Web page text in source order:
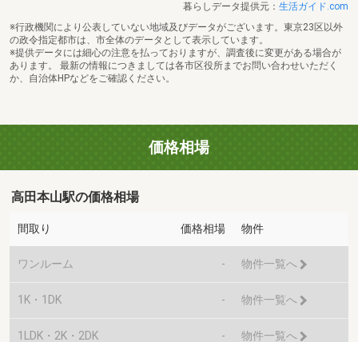
暮らしデータ提供元： 生活ガイド.com
※行政機関により公表していない地域及びデータがございます。東京23区以外
の政令指定都市は、市全体のデータとして表示しています。
※提供データには細心の注意を払っておりますが、調査後に変更がある場合が
あります。 最新の情報につきましては各市区役所までお問い合わせいただく
か、自治体HPなどをご確認ください。
価格相場
高田本山駅の価格相場
間取り 価格相場 物件
ワンルーム - 物件一覧へ
1K・1DK - 物件一覧へ
1LDK・2K・2DK - 物件一覧へ